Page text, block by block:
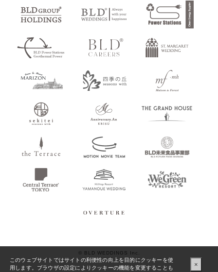
© BLD WEDDINGS Inc.
このウェブサイトではサイトの利便性の向上を目的にクッキーを使
用します。ブラウザの設定によりクッキーの機能を変更することも
×